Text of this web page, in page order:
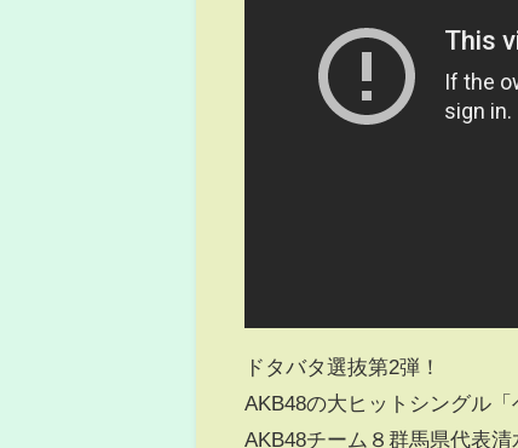
ドタバタ選抜第2弾！
AKB48の大ヒットシングル
AKB48チーム８群馬県代表